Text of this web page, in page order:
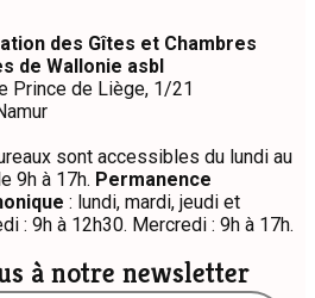
à notre newsletter
des Gîtes et Chambres
de Wallonie asbl
Prince de Liège, 1/21
sont accessibles du lundi au
9h à 17h. Permanence
: lundi, mardi, jeudi et
: 9h à 12h30. Mercredi : 9h à 17h.